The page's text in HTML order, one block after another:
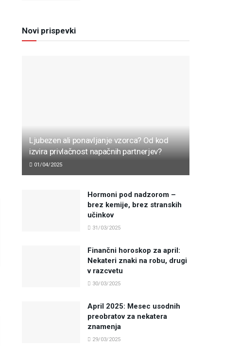
Novi prispevki
Ljubezen ali ponavljanje vzorca? Od kod
izvira privlačnost napačnih partnerjev?
01/04/2025
Hormoni pod nadzorom –
brez kemije, brez stranskih
učinkov
31/03/2025
Finančni horoskop za april:
Nekateri znaki na robu, drugi
v razcvetu
30/03/2025
April 2025: Mesec usodnih
preobratov za nekatera
znamenja
29/03/2025